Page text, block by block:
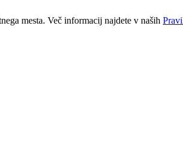
mesta. Več informacij najdete v naših